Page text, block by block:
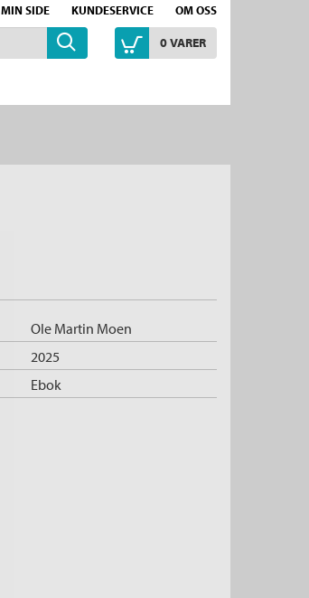
MIN SIDE KUNDESERVICE OM OSS
0VARER
Ole Martin Moen
Ebok
2025